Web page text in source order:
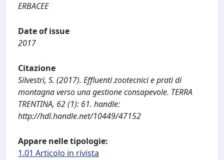
ERBACEE
Date of issue
2017
Citazione
Silvestri, S. (2017). Effluenti zootecnici e prati di
montagna verso una gestione consapevole. TERRA
TRENTINA, 62 (1): 61. handle:
http://hdl.handle.net/10449/47152
Appare nelle tipologie:
1.01 Articolo in rivista